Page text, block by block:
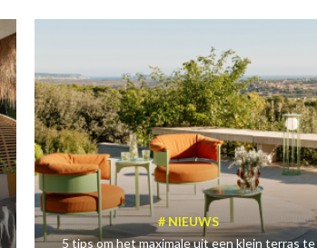
NIEUWS
5 tips om het maximale uit een klein terras te